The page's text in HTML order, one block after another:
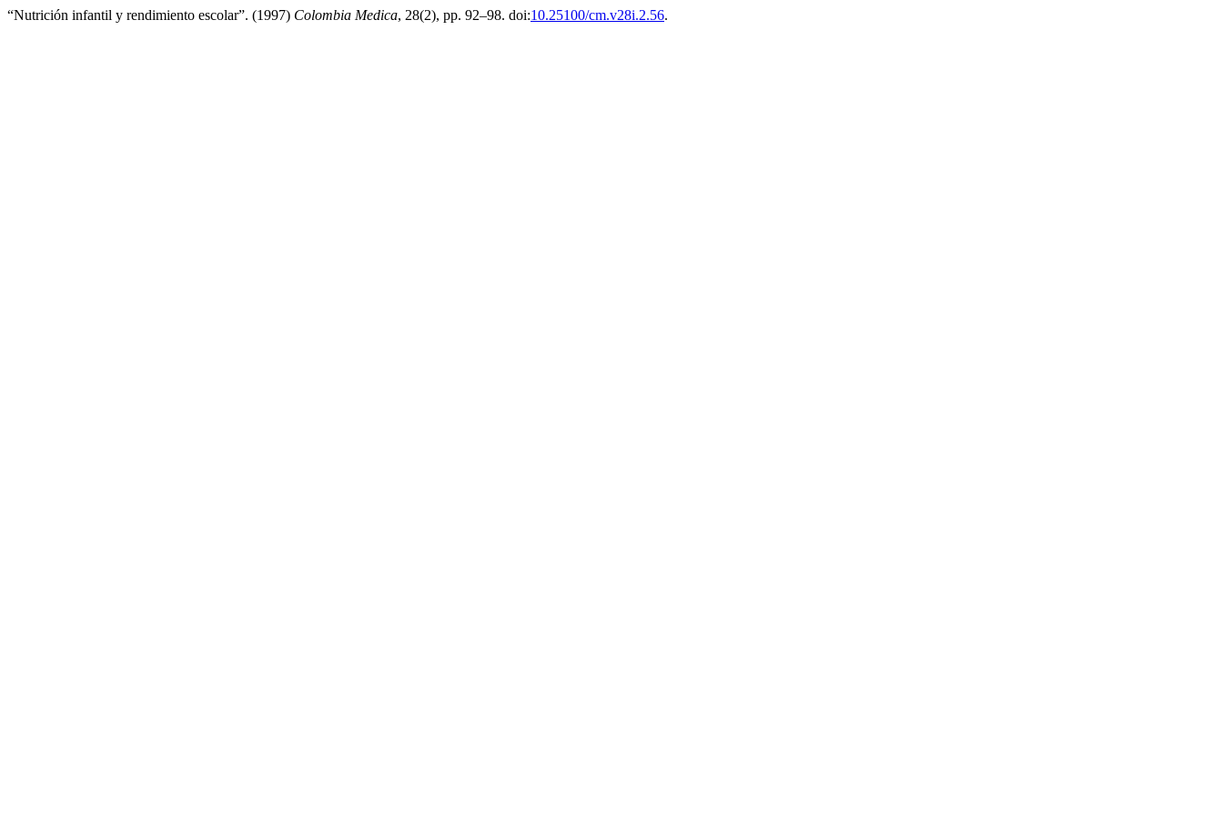
“Nutrición infantil y rendimiento escolar”. (1997) Colombia Medica, 28(2), pp. 92–98. doi:10.25100/cm.v28i.2.56.